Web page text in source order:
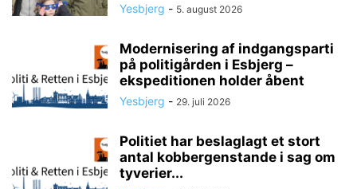
Yesbjerg - 5. august 2026
Modernisering af indgangsparti
på politigården i Esbjerg –
ekspeditionen holder åbent
Yesbjerg - 29. juli 2026
Politiet har beslaglagt et stort
antal kobbergenstande i sag om
tyverier...